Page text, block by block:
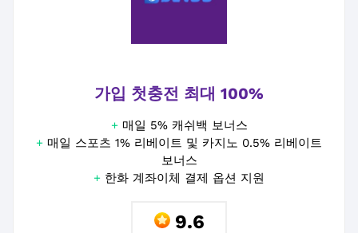
가입 첫충전 최대 100%
+ 매일 5% 캐쉬백 보너스
+ 매일 스포츠 1% 리베이트 및 카지노 0.5% 리베이트
보너스
+ 한화 계좌이체 결제 옵션 지원
9.6